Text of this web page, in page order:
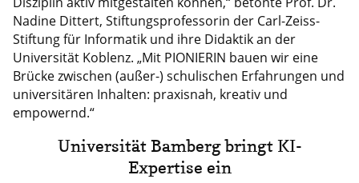
Nadine Dittert, Stiftungsprofessorin der Carl-Zeiss-
Stiftung für Informatik und ihre Didaktik an der
Universität Koblenz. „Mit PIONIERIN bauen wir eine
Brücke zwischen (außer-) schulischen Erfahrungen und
universitären Inhalten: praxisnah, kreativ und
empowernd.“
Universität Bamberg bringt KI-
Expertise ein